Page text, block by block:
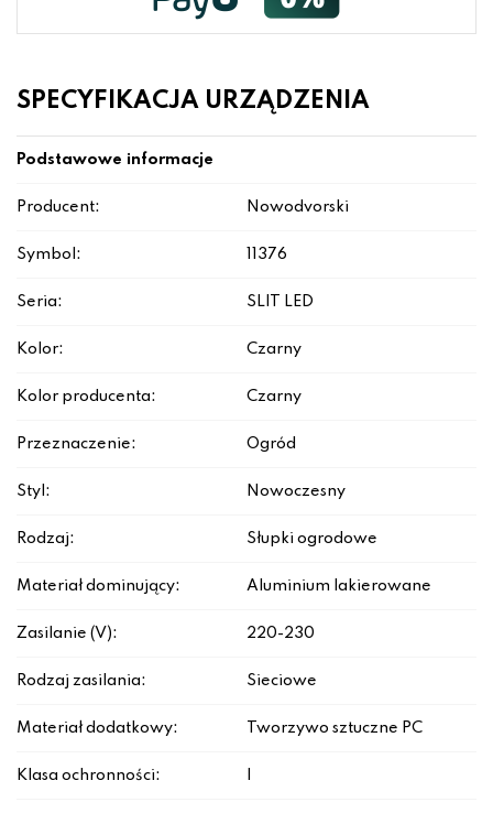
SPECYFIKACJA URZĄDZENIA
Podstawowe informacje
Producent: Nowodvorski
Symbol: 11376
Seria: SLIT LED
Kolor: Czarny
Kolor producenta: Czarny
Przeznaczenie: Ogród
Styl: Nowoczesny
Rodzaj: Słupki ogrodowe
Materiał dominujący: Aluminium lakierowane
Zasilanie (V): 220-230
Rodzaj zasilania: Sieciowe
Materiał dodatkowy: Tworzywo sztuczne PC
Klasa ochronności: